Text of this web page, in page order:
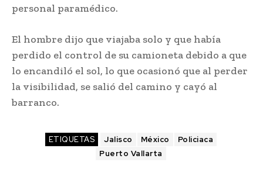
personal paramédico.
El hombre dijo que viajaba solo y que había
perdido el control de su camioneta debido a que
lo encandiló el sol, lo que ocasionó que al perder
la visibilidad, se salió del camino y cayó al
barranco.
ETIQUETAS Jalisco México
Policiaca
Puerto Vallarta